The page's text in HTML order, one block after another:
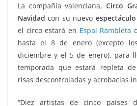
La compañía valenciana,Circo
Navidad con su nuevo espectáculo
el circo estará en Espai Rambleta
hasta el 8 de enero (excepto
diciembre y el 5 de enero), para
temporada que estará repleta
risas descontroladas y acrobacias
“Diez artistas de cinco países